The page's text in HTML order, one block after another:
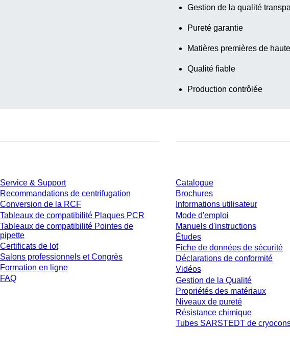
Gestion de la qualité
Pureté garantie
Matières premières de
Qualité fiable
Production contrôlée
Service & Support
Recommandations de centrifugation
Conversion de la RCF
Tableaux de compatibilité Plaques PCR
Tableaux de compatibilité Pointes de
pipette
Certificats de lot
Salons professionnels et Congrès
Formation en ligne
FAQ
Catalogue
Brochures
Informations utilisateur
Mode d'emploi
Manuels d'instructions
Études
Fiche de données de sécurité
Déclarations de conformité
Vidéos
Gestion de la Qualité
Propriétés des matériaux
Niveaux de pureté
Résistance chimique
Tubes SARSTEDT de